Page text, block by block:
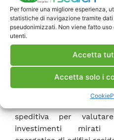
Per fornire una migliore esperienza,
statistiche di navigazione tramite
pseudonimizzati. Non viene fatto
utenti.
Accetta
Accetta solo i
Cookie
stata invitata a
importanti eventi
primo si è già svolto
novembre; il prossimo
Infine, la
internazionale di
per fondi di
speditiva per
investimenti mirati